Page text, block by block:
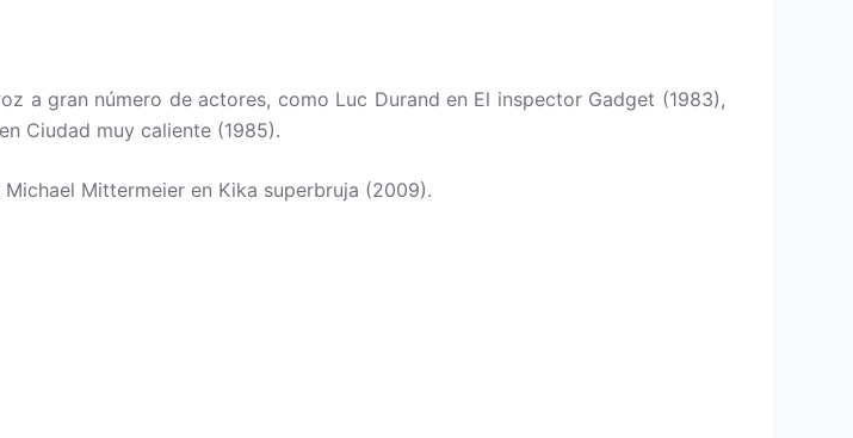
a gran número de actores, como Luc Durand en El inspector Gadget (1983),
Ciudad muy caliente (1985).
Mittermeier en Kika superbruja (2009).